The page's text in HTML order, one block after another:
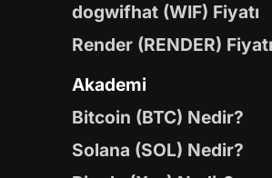
dogwifhat (WIF) Fiyatı
Render (RENDER) Fiyatı
Akademi
Bitcoin (BTC) Nedir?
Solana (SOL) Nedir?